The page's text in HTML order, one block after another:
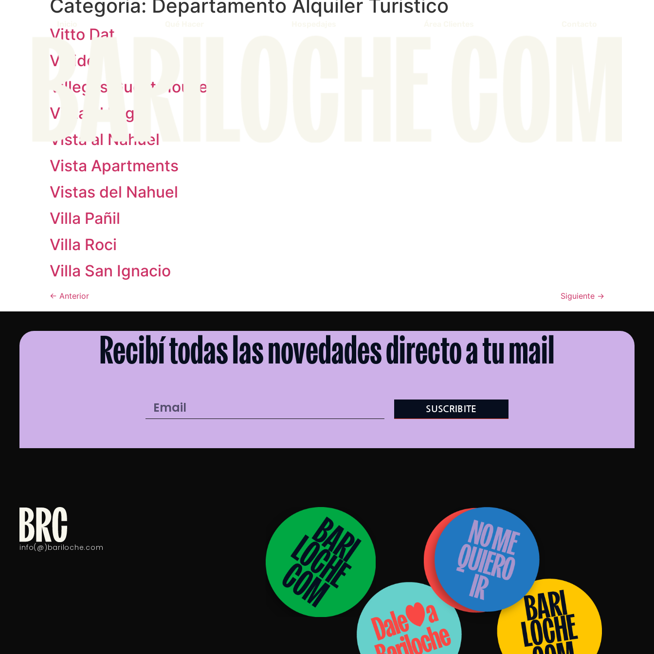
Categoria: Departamento Alquiler Turistico
Vitto Dat
Vividei
Villegas Guest House
Vista al Lago
Vista al Nahuel
Vista Apartments
Vistas del Nahuel
Villa Pañil
Villa Roci
Villa San Ignacio
← Anterior Siguiente →
Recibí todas las novedades directo a tu mail
SUSCRIBITE
info(@)bariloche.com